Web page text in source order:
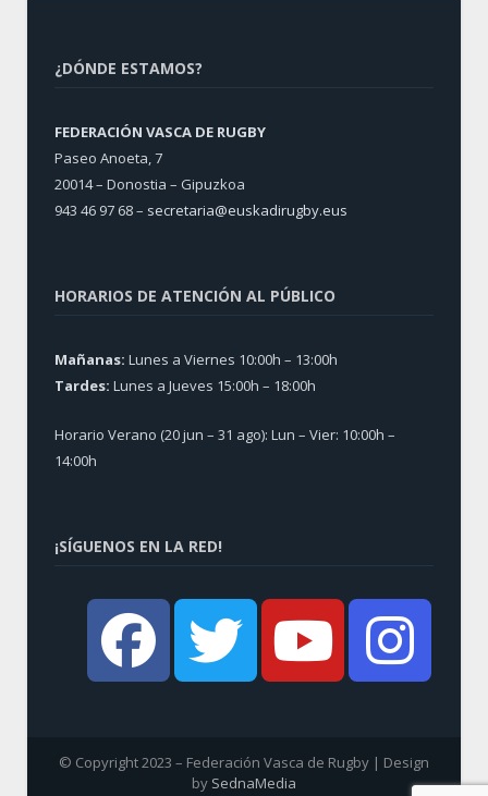
¿DÓNDE ESTAMOS?
FEDERACIÓN VASCA DE RUGBY
Paseo Anoeta, 7
20014 – Donostia – Gipuzkoa
943 46 97 68 – secretaria@euskadirugby.eus
HORARIOS DE ATENCIÓN AL PÚBLICO
Mañanas: Lunes a Viernes 10:00h – 13:00h
Tardes: Lunes a Jueves 15:00h – 18:00h
Horario Verano (20 jun – 31 ago): Lun – Vier: 10:00h –
14:00h
¡SÍGUENOS EN LA RED!
© Copyright 2023 – Federación Vasca de Rugby | Design
by SednaMedia